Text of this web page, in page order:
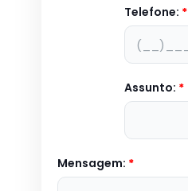
Telefone: *
Assunto: *
Mensagem: *